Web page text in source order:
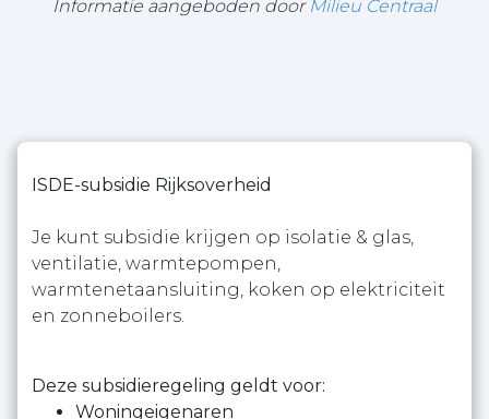
Informatie aangeboden door Milieu Centraal
ISDE-subsidie Rijksoverheid
Je kunt subsidie krijgen op isolatie & glas,
ventilatie, warmtepompen,
warmtenetaansluiting, koken op elektriciteit
en zonneboilers.
Deze subsidieregeling geldt voor:
Woningeigenaren